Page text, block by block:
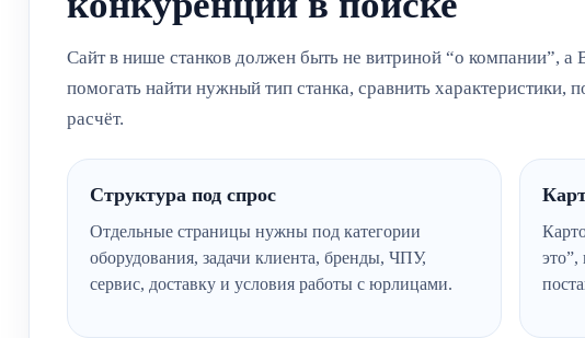
Сайт в нише станков должен быть не витриной “о компании”,
помогать найти нужный тип станка, сравнить характеристики,
расчёт.
Структура под спрос
Отдельные страницы нужны под категории
оборудования, задачи клиента, бренды, ЧПУ,
сервис, доставку и условия работы с юрлицами.
это”,